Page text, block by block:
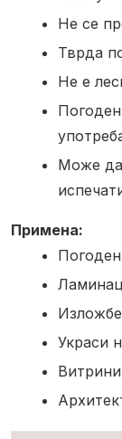
Не се
Тврда
Не е
Може да
Примена:
Украси